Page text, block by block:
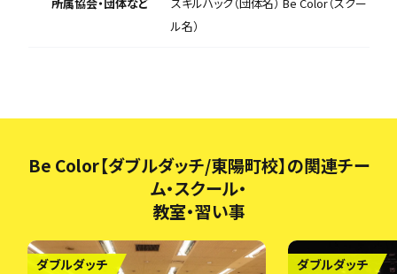
ル名）
Be Color【ダブルダッチ/東陽町校】の関連チー
ム・スクール・
教室・習い事
ダブルダッチ ダブルダッチ